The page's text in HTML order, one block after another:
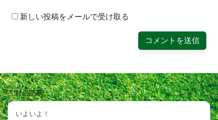
新しい投稿をメールで受け取る
前の記事
いよいよ！